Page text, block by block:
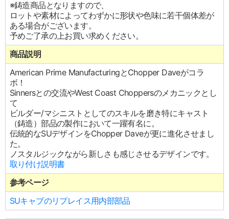
※鋳造商品となりますので、
ロットや素材によってわずかに形状や色味に若干個体差が
ある場合がございます。
予めご了承の上お買い求めください。
商品説明
American Prime ManufacturingとChopper Daveがコラ
ボ！
Sinnersとの交流やWest Coast Choppersのメカニックとし
て
ビルダー/マシニストとしてのスキルを磨き特にキャスト
（鋳造）部品の製作において一躍有名に。
伝統的なSUデザインをChopper Daveが更に進化させまし
た。
ノスタルジックながら新しさも感じさせるデザインです。
取り付け説明書
参考ページ
SUキャブのリプレイス用内部部品